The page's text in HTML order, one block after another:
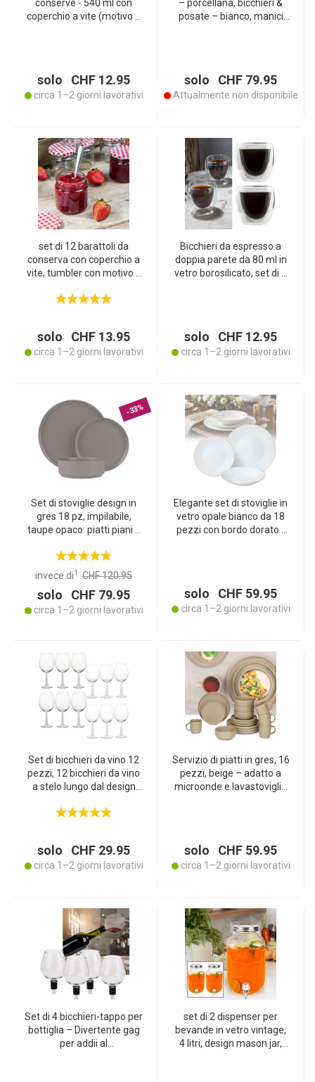
conserve - 540 ml con
coperchio a vite (motivo a
vasetti di stoccaggio
solo CHF 12.95
circa 1–2 giorni lavorativi
– porcellana, bicchieri &
posate – bianco, manici
solo CHF 79.95
Attualmente non disponibile
set di 12 barattoli da
conserva con coperchio a
vite, tumbler con motivo a
solo CHF 13.95
circa 1–2 giorni lavorativi
Bicchieri da espresso a
doppia parete da 80 ml in
vetro borosilicato, set di 4
solo CHF 12.95
circa 1–2 giorni lavorativi
-33%
Set di stoviglie design in
gres 18 pz, impilabile,
taupe opaco: piatti piani e
servizio da tavola
elegante e salvaspazio,
invece di1 CHF 120.95
solo CHF 79.95
circa 1–2 giorni lavorativi
Elegante set di stoviglie in
vetro opale bianco da 18
pezzi con bordo dorato -
solo CHF 59.95
circa 1–2 giorni lavorativi
Set di bicchieri da vino 12
pezzi, 12 bicchieri da vino
a stelo lungo dal design
solo CHF 29.95
circa 1–2 giorni lavorativi
Servizio di piatti in gres, 16
pezzi, beige – adatto a
microonde e lavastoviglie
solo CHF 59.95
circa 1–2 giorni lavorativi
Set di 4 bicchieri-tappo per
bottiglia – Divertente gag
per addii al
set di 2 dispenser per
bevande in vetro vintage,
4 litri, design mason jar,